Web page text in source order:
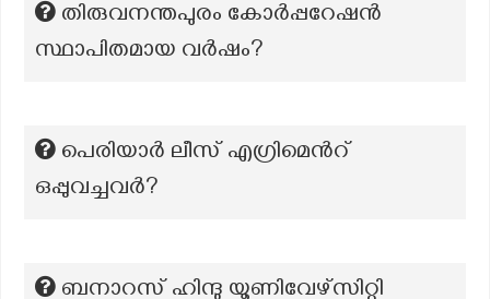
തിരുവനന്തപുരം കോർപ്പറേഷൻ
സ്ഥാപിതമായ വർഷം?
പെരിയാർ ലീസ് എഗ്രിമെന്‍റ്
ഒപ്പുവച്ചവർ?
ബനാറസ് ഹിന്ദു യൂണിവേഴ്സിറ്റി